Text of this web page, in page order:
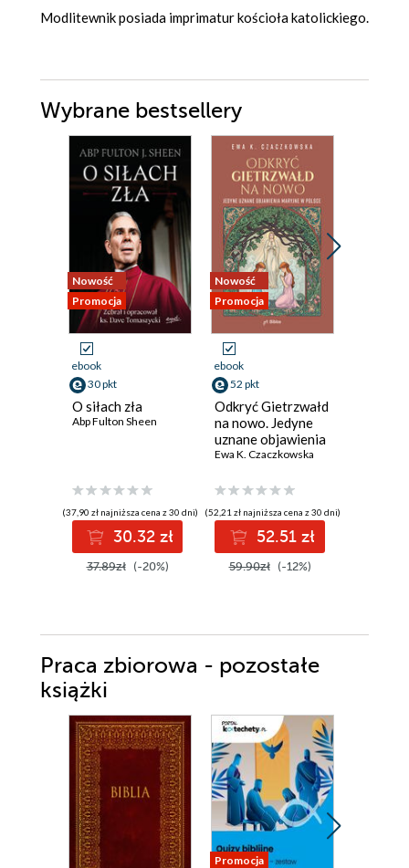
Modlitewnik posiada imprimatur kościoła katolickiego.
Wybrane bestsellery
Nowość
Promocja
ebook
30 pkt
O siłach zła
Abp Fulton Sheen
(37,90 zł najniższa cena z 30 dni)
30.32 zł
37.89zł (-20%)
Nowość
Promocja
ebook
52 pkt
Odkryć Gietrzwałd
na nowo. Jedyne
uznane objawienia
maryjne w Polsce
Ewa K. Czaczkowska
(52,21 zł najniższa cena z 30 dni)
52.51 zł
59.90zł (-12%)
Praca zbiorowa - pozostałe
książki
Promocja